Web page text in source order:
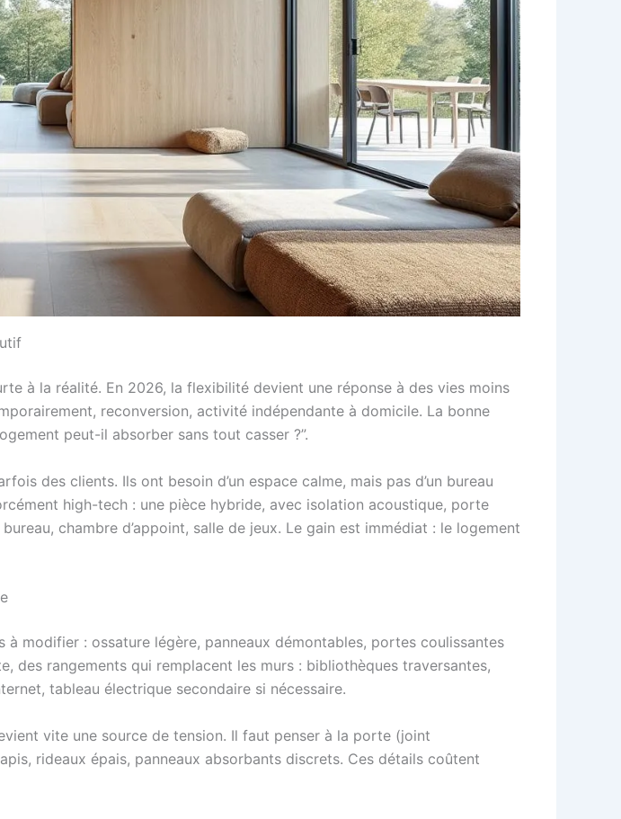
à la réalité. En 2026, la flexibilité devient une réponse à des vies moins
reconversion, activité indépendante à domicile. La bonne
peut-il absorber sans tout casser ?”.
des clients. Ils ont besoin d’un espace calme, mais pas d’un bureau
high-tech : une pièce hybride, avec isolation acoustique, porte
chambre d’appoint, salle de jeux. Le gain est immédiat : le logement
à modifier : ossature légère, panneaux démontables, portes coulissantes
des rangements qui remplacent les murs : bibliothèques traversantes,
tableau électrique secondaire si nécessaire.
vite une source de tension. Il faut penser à la porte (joint
rideaux épais, panneaux absorbants discrets. Ces détails coûtent